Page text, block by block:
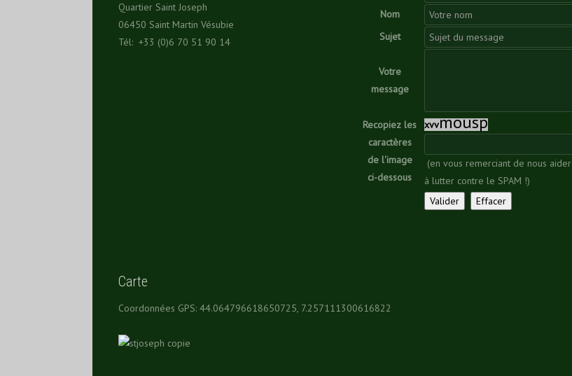
Quartier Saint Joseph
06450 Saint Martin Vésubie
Tél: +33 (0)6 70 51 90 14
Nom
Sujet
Votre
message
Recopiez les
caractères
de l'image
ci-dessous
xvvmousp
(en vous remerciant de nous aider
à lutter contre le SPAM !)
Carte
Coordonnées GPS: 44.064796618650725, 7.257111300616822